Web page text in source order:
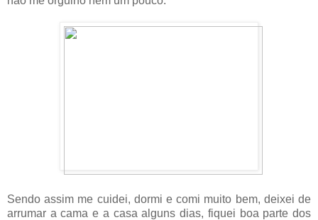
Sendo assim me cuidei, dormi e comi muito bem, deixei de
arrumar a cama e a casa alguns dias, fiquei boa parte dos